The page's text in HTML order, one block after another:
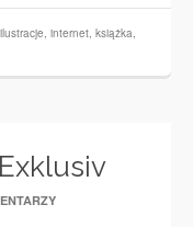
ilustracje, internet, książka,